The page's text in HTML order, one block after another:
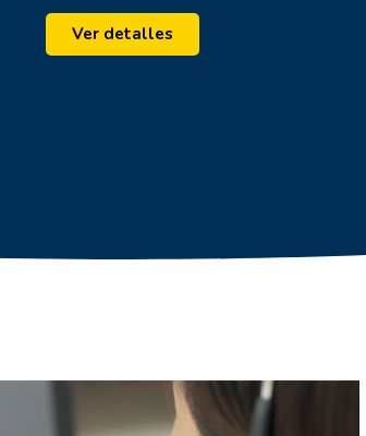
Ver detalles